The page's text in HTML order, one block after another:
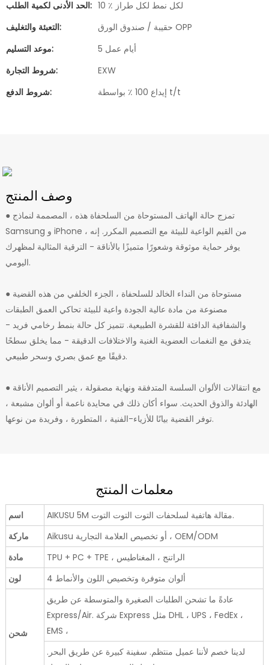
الحد الأدنى لكمية الطلب:
10 ٪ لكل نمط لكل طراز
التعبئة والتغليف:
حقيبة / صندوق الورق OPP
موعد التسليم:
5 أيام عمل
شروط التجارة:
EXW
شروط الدفع:
إيداع 100 ٪ بواسطة t/t
وصف المنتج
● تمزج حالة الهاتف المستوحاة من السلحفاة هذه ، المصممة لنماذج
Samsung و iPhone ، من القيم الواعية للبيئة مع التصميم المكرر. إنه
يوفر حماية موثوقة وشعورًا متميزًا بالأناقة - الترقية المثالية لمظهرك
اليومي.
● مستوحاة من النداء الخالد للسلحفاة ، الجزء الخلفي من هذه القضية
مصنوعة من مادة عالية الجودة واعية للبيئة تحاكي العمق الطبقات
والشفافية الدافئة للقشرة الطبيعية. تتميز كل حالة بنمط رخامي فريد -
يتدفق مع النغمات العضوية الغنية والاختلافات الدقيقة - مما يخلق سطحًا
دقيقًا مع عمق بصري وسحر طبيعي.
● مع انتقالات الألوان السلسة المتدفقة ونهاية مصقولة ، يثير التصميم الأناقة
الهادئة والذوق الحديث. سواء أكان ذلك في محايدة ناعمة أو ألوان مشبعة ،
توفر القضية بيانًا للأزياء-الفنية ، المتطورة ، وفريدة من نوعها.
معلمات المنتج
اسم
AIKUSU 5M مقالة هاتفية لسلحفات التوت التوت التوت.
ماركة
Aikusu أو تخصيص العلامة التجارية ، OEM/ODM
مادة
TPU + PC + TPE ، الراتنج ، المغناطيس
لون
4 ألوان متوفرة وتخصيص اللون والأنماط
شحن
عادةً ما تشحن الطلبات الصغيرة والمتوسطة عن طريق
Express/Air. شركة Express مثل DHL ، UPS ، FedEx ،
EMS ،
لدينا خصم لأننا عميل منتظم. سفينة كبيرة عن طريق البحر.